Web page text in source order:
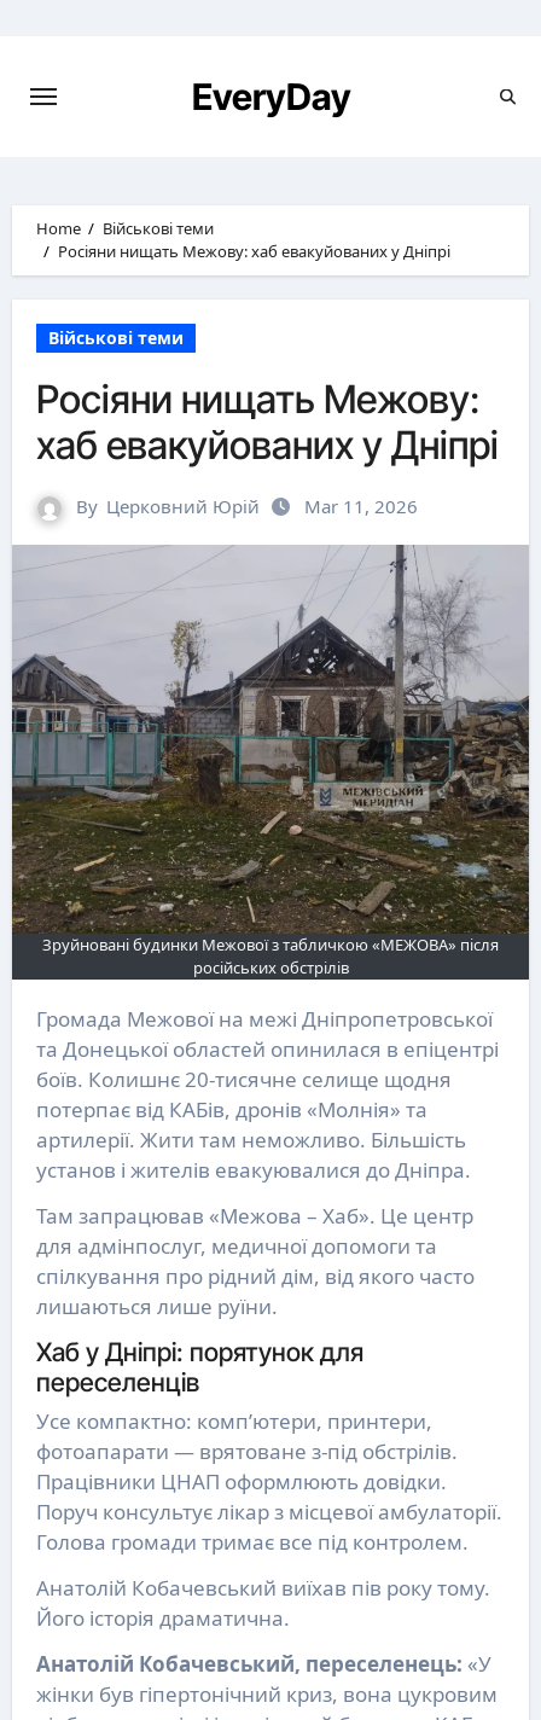
EveryDay
Home
Військові теми
Росіяни нищать Межову: хаб евакуйованих у Дніпрі
Військові теми
Росіяни нищать Межову:
хаб евакуйованих у Дніпрі
By Церковний Юрій Mar 11, 2026
Зруйновані будинки Межової з табличкою «МЕЖОВА» після
російських обстрілів
Громада Межової на межі Дніпропетровської
та Донецької областей опинилася в епіцентрі
боїв. Колишнє 20-тисячне селище щодня
потерпає від КАБів, дронів «Молнія» та
артилерії. Жити там неможливо. Більшість
установ і жителів евакуювалися до Дніпра.
Там запрацював «Межова – Хаб». Це центр
для адмінпослуг, медичної допомоги та
спілкування про рідний дім, від якого часто
лишаються лише руїни.
Хаб у Дніпрі: порятунок для
переселенців
Усе компактно: комп’ютери, принтери,
фотоапарати — врятоване з-під обстрілів.
Працівники ЦНАП оформлюють довідки.
Поруч консультує лікар з місцевої амбулаторії.
Голова громади тримає все під контролем.
Анатолій Кобачевський виїхав пів року тому.
Його історія драматична.
Анатолій Кобачевський, переселенець: «У
жінки був гіпертонічний криз, вона цукровим